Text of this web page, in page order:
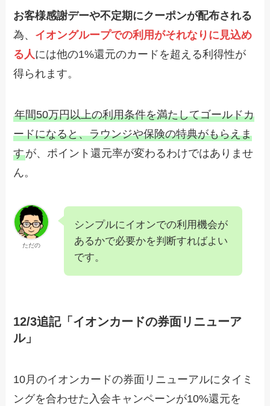
お客様感謝デーや不定期にクーポンが配布される
為、 イオングループでの利用がそれなりに見込め
る人には他の1%還元のカードを超える利得性が
得られます。
年間50万円以上の利用条件を満たしてゴールドカ
ードになると、ラウンジや保険の特典がもらえま
すが、ポイント還元率が変わるわけではありませ
ん。
ただの
シンプルにイオンでの利用機会が
あるかで必要かを判断すればよい
です。
12/3追記「イオンカードの券面リニューア
ル」
10月のイオンカードの券面リニューアルにタイミ
ングを合わせた入会キャンペーンが10%還元を